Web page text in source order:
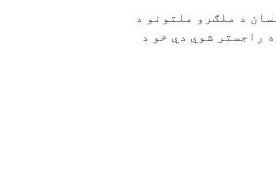
د ملګرو ملتونو د
راجستر شوي دي خو د